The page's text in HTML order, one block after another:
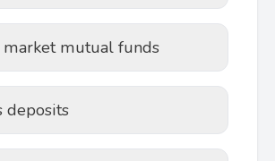
market mutual funds
deposits